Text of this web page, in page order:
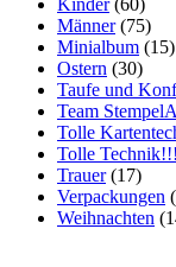
Kinder(60)
Männer(75)
Minialbum (15)
Ostern (30)
Taufe und
Team
Tolle
Tolle Technik!!!
Trauer(17)
Verpackungen
Weihnachten